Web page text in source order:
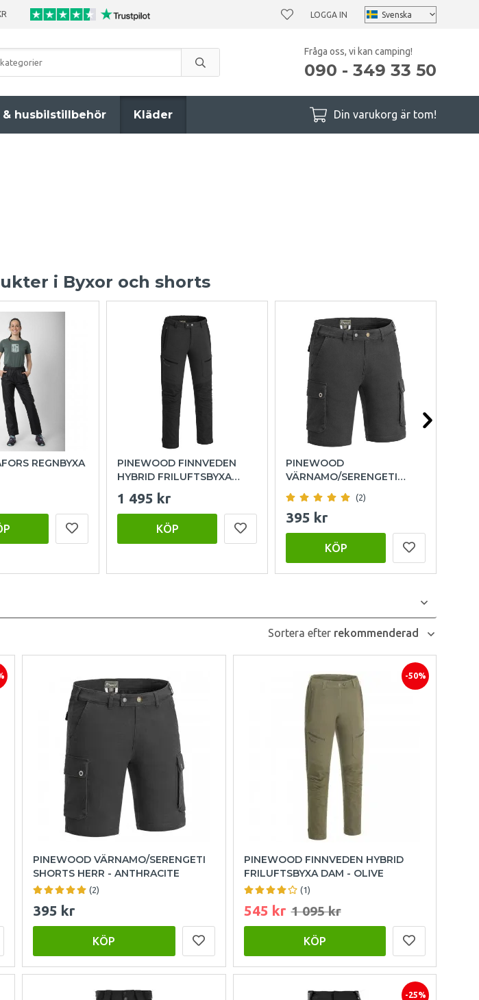
LOGGA IN
Fråga oss, vi kan camping!
090 - 349 33 50
& husbilstillbehör Kläder Din varukorg är tom!
i Byxor och shorts
REGNBYXA
PINEWOOD FINNVEDEN
HYBRID FRILUFTSBYXA
HERR - SVART
1 495 kr
KÖP
PINEWOOD
VÄRNAMO/SERENGETI
SHORTS HERR -
ANTHRACITE
(2)
395 kr
KÖP
Sortera efter rekommenderad
PINEWOOD VÄRNAMO/SERENGETI
SHORTS HERR - ANTHRACITE
(2)
395 kr
KÖP
-50%
PINEWOOD FINNVEDEN HYBRID
FRILUFTSBYXA DAM - OLIVE
(1)
545 kr 1 095 kr
KÖP
-25%